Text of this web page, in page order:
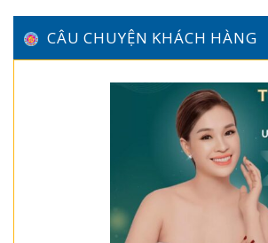
CÂU CHUYỆN KHÁCH HÀNG